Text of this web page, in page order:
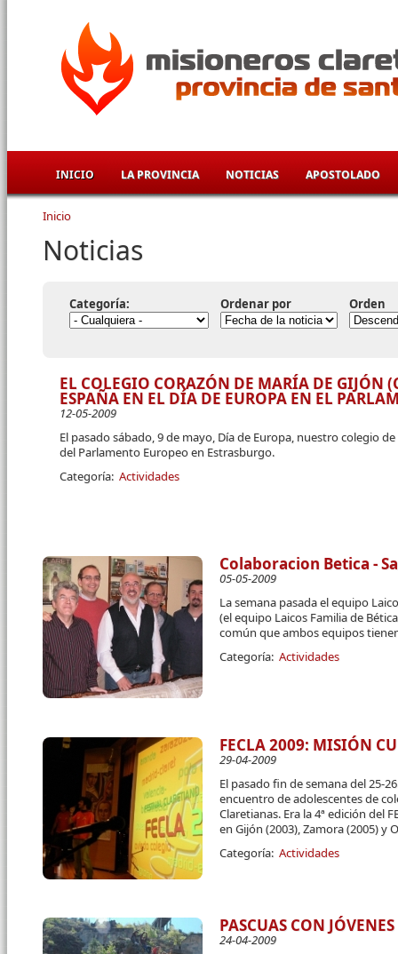
INICIO LA PROVINCIA NOTICIAS APOSTOLADO
Se encuentra usted aquí
Inicio
Noticias
Categoría: Ordenar por Orden
EL COLEGIO CORAZÓN DE MARÍA DE GIJÓN
ESPAÑA EN EL DÍA DE EUROPA EN EL
12-05-2009
El pasado sábado, 9 de mayo, Día de Europa, nuestro colegio
del Parlamento Europeo en Estrasburgo.
Categoría: Actividades
Colaboracion Betica -
05-05-2009
La semana pasada el equipo
(el equipo Laicos Familia de
común que ambos equipos
Categoría: Actividades
FECLA 2009: MISIÓN
29-04-2009
El pasado fin de semana del 25-
encuentro de adolescentes de
Claretianas. Era la 4ª edición del
en Gijón (2003), Zamora (2005) y
Categoría: Actividades
PASCUAS CON JÓVENES
24-04-2009